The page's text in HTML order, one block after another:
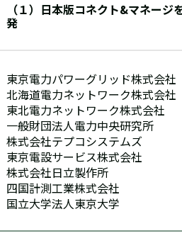
（１）日本版コネクト&マネージ
発
東京電力パワーグリッド株式会社
北海道電力ネットワーク株式会社
東北電力ネットワーク株式会社
一般財団法人電力中央研究所
株式会社テプコシステムズ
東京電設サービス株式会社
株式会社日立製作所
四国計測工業株式会社
国立大学法人東京大学